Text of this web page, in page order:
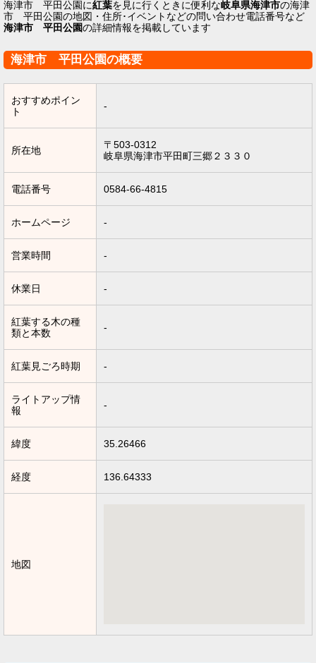
海津市 平田公園に紅葉を見に行くときに便利な岐阜県海津市の海津
市 平田公園の地図・住所･イベントなどの問い合わせ電話番号など
海津市 平田公園の詳細情報を掲載しています
海津市 平田公園の概要
おすすめポイン
ト
-
所在地
〒503-0312
岐阜県海津市平田町三郷２３３０
電話番号 0584-66-4815
ホームページ -
営業時間 -
休業日 -
紅葉する木の種
類と本数
-
紅葉見ごろ時期 -
ライトアップ情
報
-
緯度 35.26466
経度 136.64333
地図